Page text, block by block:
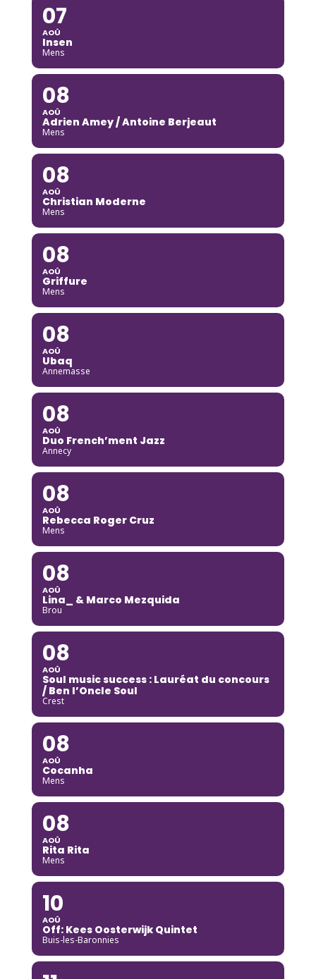
07
AOÛ
Insen
Mens
08
AOÛ
Adrien Amey / Antoine Berjeaut
Mens
08
AOÛ
Christian Moderne
Mens
08
AOÛ
Griffure
Mens
08
AOÛ
Ubaq
Annemasse
08
AOÛ
Duo French’ment Jazz
Annecy
08
AOÛ
Rebecca Roger Cruz
Mens
08
AOÛ
Lina_ & Marco Mezquida
Brou
08
AOÛ
Soul music success : Lauréat du concours
/ Ben l’Oncle Soul
Crest
08
AOÛ
Cocanha
Mens
08
AOÛ
Rita Rita
Mens
10
AOÛ
Off: Kees Oosterwijk Quintet
Buis-les-Baronnies